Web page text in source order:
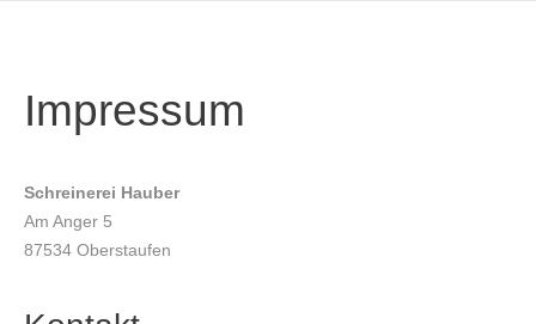
Impressum
Schreinerei Hauber
Am Anger 5
87534 Oberstaufen